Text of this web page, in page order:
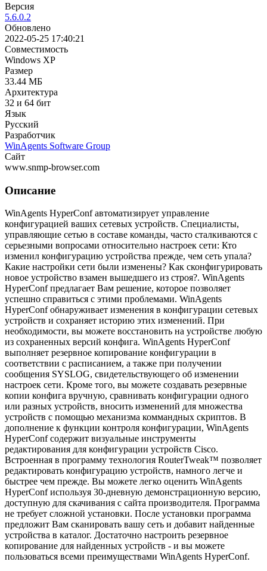
Версия
5.6.0.2
Обновлено
2022-05-25 17:40:21
Совместимость
Windows XP
Размер
33.44 МБ
Архитектура
32 и 64 бит
Язык
Русский
Разработчик
WinAgents Software Group
Сайт
www.snmp-browser.com
Описание
WinAgents HyperConf автоматизирует управление
конфигурацией ваших сетевых устройств. Специалисты,
управляющие сетью в составе команды, часто сталкиваются с
серьезными вопросами относительно настроек сети: Кто
изменил конфигурацию устройства прежде, чем сеть упала?
Какие настройки сети были изменены? Как сконфигурировать
новое устройство взамен вышедшего из строя?. WinAgents
HyperConf предлагает Вам решение, которое позволяет
успешно справиться с этими проблемами. WinAgents
HyperConf обнаруживает изменения в конфигурации сетевых
устройств и сохраняет историю этих изменений. При
необходимости, вы можете восстановить на устройстве любую
из сохраненных версий конфига. WinAgents HyperConf
выполняет резервное копирование конфигурации в
соответствии с расписанием, а также при получении
сообщения SYSLOG, свидетельствующего об изменении
настроек сети. Кроме того, вы можете создавать резервные
копии конфига вручную, сравнивать конфигурации одного
или разных устройств, вносить изменений для множества
устройств с помощью механизма коммандных скриптов. В
дополнение к функции контроля конфигурации, WinAgents
HyperConf содержит визуальные инструменты
редактирования для конфигурации устройств Cisco.
Встроенная в программу технология RouterTweak™ позволяет
редактировать конфигурацию устройств, намного легче и
быстрее чем прежде. Вы можете легко оценить WinAgents
HyperConf используя 30-дневную демонстрационную версию,
доступную для скачивания с сайта производителя. Программа
не требует сложной установки. После установки программа
предложит Вам сканировать вашу сеть и добавит найденные
устройства в каталог. Достаточно настроить резервное
копирование для найденных устройств - и вы можете
пользоваться всеми преимуществами WinAgents HyperConf.